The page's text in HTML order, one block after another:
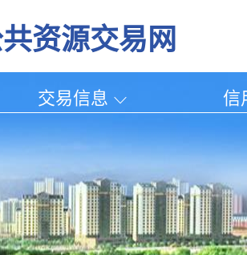
资源交易网
交易信息 信